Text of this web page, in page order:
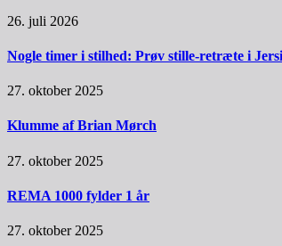
26. juli 2026
Nogle timer i stilhed: Prøv stille-retræte i
27. oktober 2025
Klumme af Brian Mørch
27. oktober 2025
REMA 1000 fylder 1 år
27. oktober 2025